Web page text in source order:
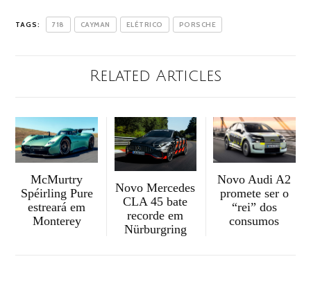
TAGS: 718 CAYMAN ELÉTRICO PORSCHE
Related Articles
McMurtry
Spéirling Pure
estreará em
Monterey
Novo Mercedes
CLA 45 bate
recorde em
Nürburgring
Novo Audi A2
promete ser o
“rei” dos
consumos